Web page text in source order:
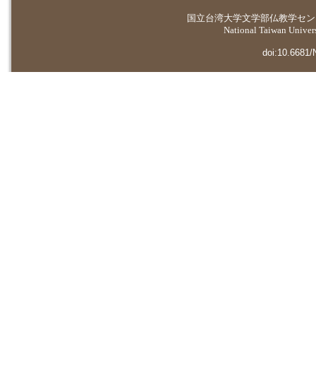
国立台湾大学文学部仏教学セ
National Taiwan
doi:10.6681/